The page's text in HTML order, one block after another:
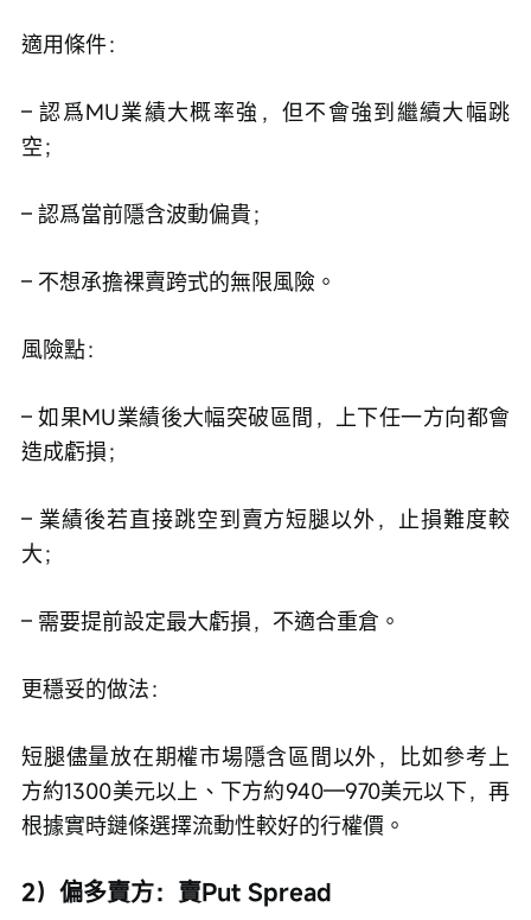
適用條件：
– 認爲MU業績大概率強，但不會強到繼續大幅跳
空；
– 認爲當前隱含波動偏貴；
– 不想承擔裸賣跨式的無限風險。
風險點：
– 如果MU業績後大幅突破區間，上下任一方向都會
造成虧損；
– 業績後若直接跳空到賣方短腿以外，止損難度較
大；
– 需要提前設定最大虧損，不適合重倉。
更穩妥的做法：
短腿儘量放在期權市場隱含區間以外，比如參考上
方約1300美元以上、下方約940—970美元以下，再
根據實時鏈條選擇流動性較好的行權價。
2）偏多賣方：賣Put Spread